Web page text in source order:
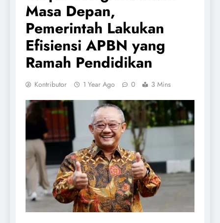
Masa Depan,
Pemerintah Lakukan
Efisiensi APBN yang
Ramah Pendidikan
Kontributor 1 Year Ago 0 3 Mins